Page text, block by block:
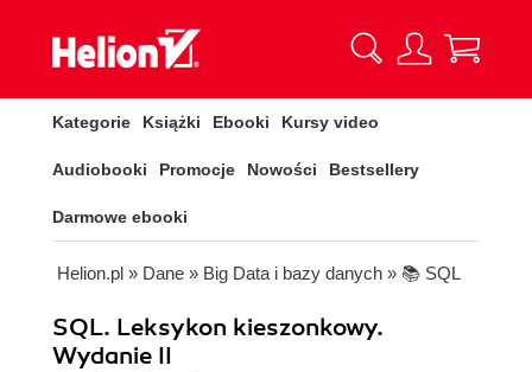
Kategorie Książki Ebooki Kursy video
Audiobooki Promocje Nowości Bestsellery
Darmowe ebooki
Helion.pl » Dane » Big Data i bazy danych » 📚 SQL
SQL. Leksykon kieszonkowy.
Wydanie II